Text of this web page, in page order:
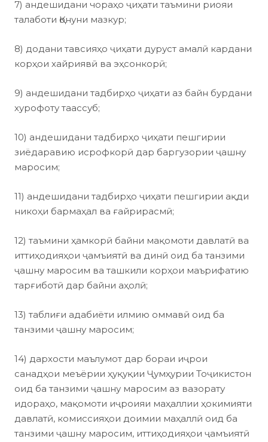
7) андешидани чораҳо ҷиҳати таъмини риояи
талаботи Қонуни мазкур;
8) додани тавсияҳо ҷиҳати дуруст амалӣ кардани
корҳои хайриявӣ ва эҳсонкорӣ;
9) андешидани тадбирҳо ҷиҳати аз байн бурдани
хурофоту таассуб;
10) андешидани тадбирҳо ҷиҳати пешгирии
зиёдаравию исрофкорӣ дар баргузории ҷашну
маросим;
11) андешидани тадбирҳо ҷиҳати пешгирии ақди
никоҳи бармаҳал ва ғайрирасмӣ;
12) таъмини ҳамкорӣ байни мақомоти давлатӣ ва
иттиҳодияҳои ҷамъиятӣ ва динӣ оид ба танзими
ҷашну маросим ва ташкили корҳои маърифатию
тарғиботӣ дар байни аҳолӣ;
13) таблиғи адабиёти илмию оммавӣ оид ба
танзими ҷашну маросим;
14) дархости маълумот дар бораи иҷрои
санадҳои меъёрии ҳуқуқии Ҷумҳурии Тоҷикистон
оид ба танзими ҷашну маросим аз вазорату
идораҳо, мақомоти иҷроияи маҳаллии ҳокимияти
давлатӣ, комиссияҳои доимии маҳаллӣ оид ба
танзими ҷашну маросим, иттиҳодияҳои ҷамъиятӣ